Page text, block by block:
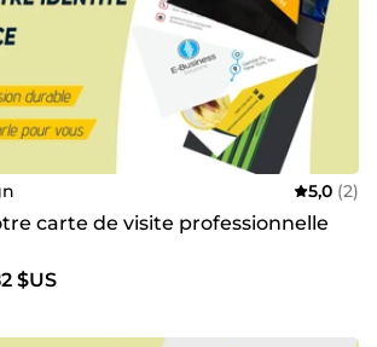
vos idées en une création
et parfaitement adaptée à vos
5,0 (2)
carte de visite professionnelle
$US